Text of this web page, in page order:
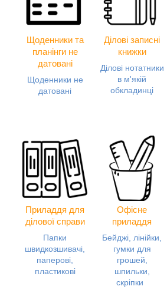
Щоденники та
планінги не
датовані
Щоденники не
датовані
Ділові записні
книжки
Ділові нотатники
в м'якій
обкладинці
Приладдя для
ділової справи
Папки
швидкозшивачі,
паперові,
пластикові
Офісне
приладдя
Бейджі, лінійки,
гумки для
грошей,
шпильки,
скріпки